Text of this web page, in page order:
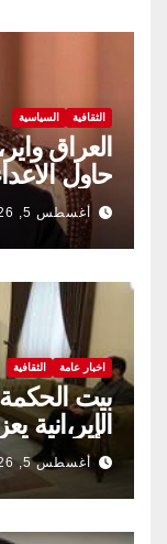
الثقافية السياسية
العراق
حاول
أغسطس 5, 2026
اخبار عامة الثقافية
بيت
الإير،انية
والثقافي.
أغسطس 5, 2026